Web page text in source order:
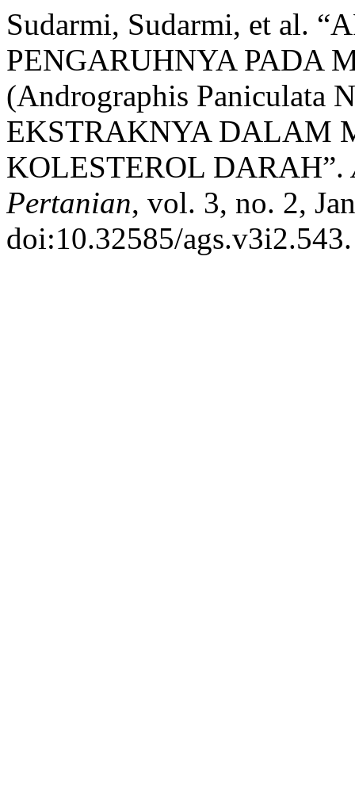
Sudarmi, Sudarmi, et al.
PENGARUHNYA PADA
(Andrographis Paniculata
EKSTRAKNYA DALAM
KOLESTEROL DARAH”.
Pertanian, vol. 3, no. 2,
doi:10.32585/ags.v3i2.543.